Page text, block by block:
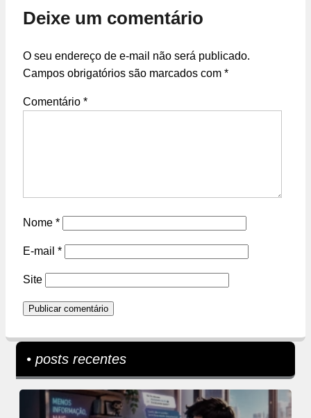
Deixe um comentário
O seu endereço de e-mail não será publicado.
Campos obrigatórios são marcados com *
Comentário *
Nome *
E-mail *
Site
• posts recentes